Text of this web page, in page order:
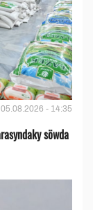
05.08.2026 - 14:35
söwda